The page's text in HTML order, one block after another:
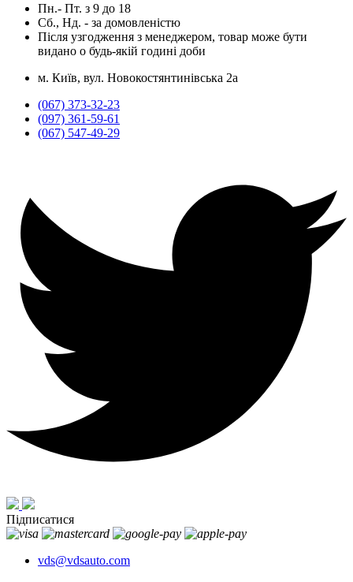
Пн.- Пт. з 9 до 18
Сб., Нд. - за домовленістю
Після узгодження з менеджером, товар може бути
видано о будь-якій годині доби
м. Київ, вул. Новокостянтинівська 2а
(067) 373-32-23
(097) 361-59-61
(067) 547-49-29
Підписатися
vds@vdsauto.com